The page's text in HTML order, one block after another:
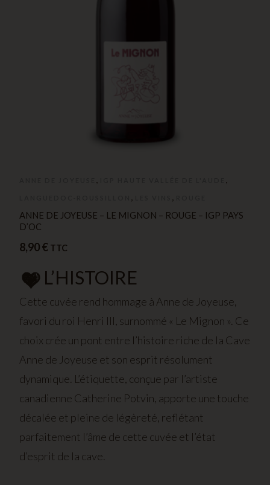
, ,
, ,
ANNE DE JOYEUSE – LE MIGNON – ROUGE – IGP PAYS
D’OC
8,90€ TTC
L’HISTOIRE
Cette cuvée rend hommage à Anne de Joyeuse,
favori du roi Henri III, surnommé « Le Mignon ». Ce
choix crée un pont entre l’histoire riche de la Cave
Anne de Joyeuse et son esprit résolument
dynamique. L’étiquette, conçue par l’artiste
canadienne Catherine Potvin, apporte une touche
décalée et pleine de légèreté, reflétant
parfaitement l’âme de cette cuvée et l’état
d’esprit de la cave.